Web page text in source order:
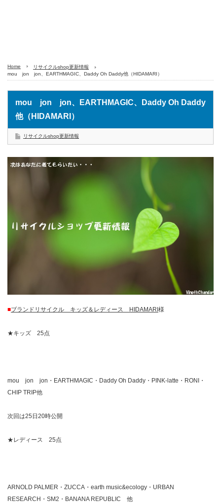
Home
リサイクルshop更新情報
mou jon jon、EARTHMAGIC、Daddy Oh Daddy他（HIDAMARI）
mou jon jon、EARTHMAGIC、Daddy Oh Daddy
他（HIDAMARI）
リサイクルshop更新情報
■ブランドリサイクル キッズ＆レディース HIDAMARI様
★キッズ 25点
mou jon jon・EARTHMAGIC・Daddy Oh Daddy・PINK-latte・RONI・
CHIP TRIP他
次回は25日20時公開
★レディース 25点
ARNOLD PALMER・ZUCCA・earth music&ecology・URBAN
RESEARCH・SM2・BANANA REPUBLIC 他